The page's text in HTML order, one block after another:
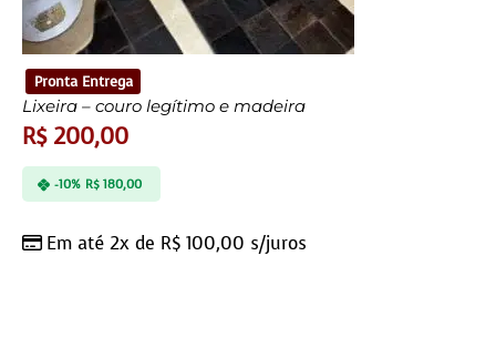
Pronta Entrega
Lixeira – couro legítimo e madeira
R$200,00
Em até 2x de R$ 100,00 s/juros
-10% R$180,00